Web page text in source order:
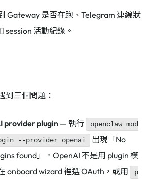
Gateway 是否在跑、Telegram 連線狀
session 活動紀錄。
到三個問題：
provider plugin — 執行
openclaw mod
--provider openai
出現「No
found」。OpenAI 不是用 plugin 模
onboard wizard 裡選 OAuth，或用
p